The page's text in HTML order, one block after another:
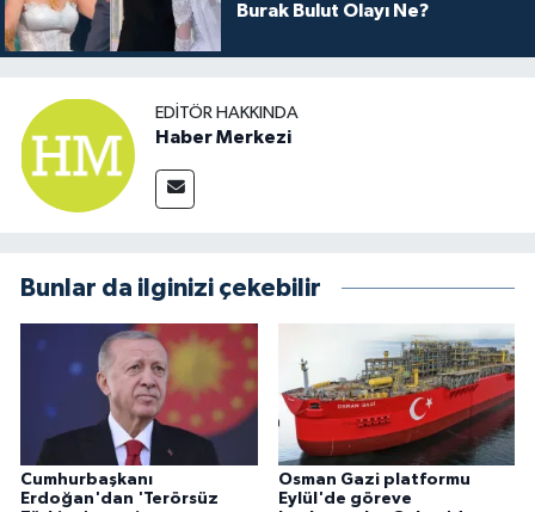
Burak Bulut Olayı Ne?
EDITÖR HAKKINDA
Haber Merkezi
Bunlar da ilginizi çekebilir
Cumhurbaşkanı
Erdoğan'dan 'Terörsüz
Osman Gazi platformu
Eylül'de göreve